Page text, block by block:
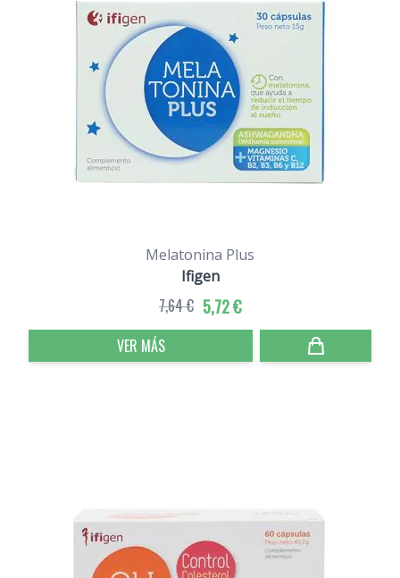
Melatonina Plus
Ifigen
5,72 €
7,64 €
VER MÁS